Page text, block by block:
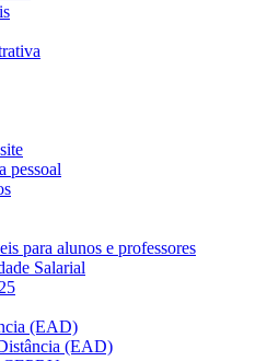
pessoal
para alunos e professores
Salarial
(EAD)
(EAD)